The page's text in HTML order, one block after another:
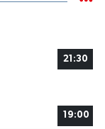
21:30
19:00